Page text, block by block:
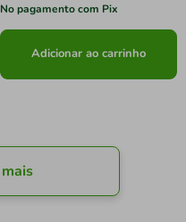
No pagamento com Pix
Adicionar ao carrinho